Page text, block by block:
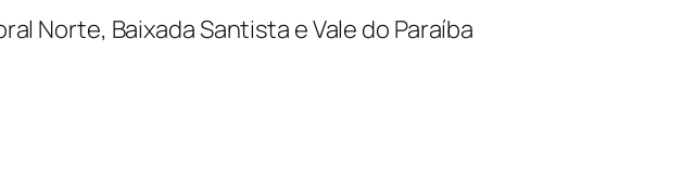
Norte, Baixada Santista e Vale do Paraíba